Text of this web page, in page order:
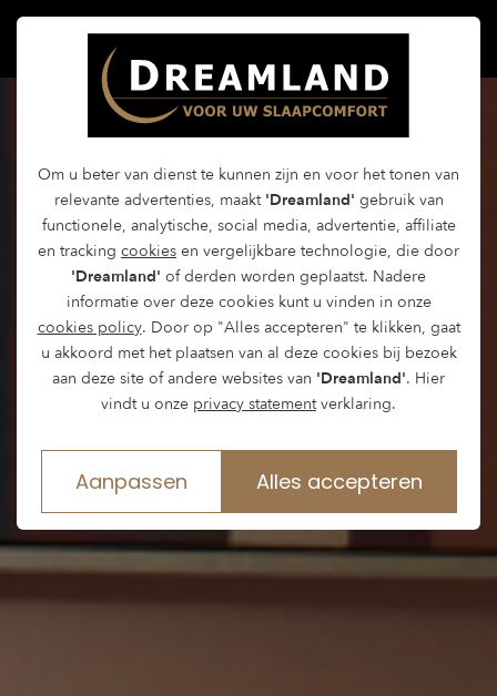
Om u beter van dienst te kunnen zijn en voor het tonen van
relevante advertenties, maakt 'Dreamland' gebruik van
functionele, analytische, social media, advertentie, affiliate
en tracking cookies en vergelijkbare technologie, die door
'Dreamland' of derden worden geplaatst. Nadere
informatie over deze cookies kunt u vinden in onze
cookies policy. Door op "Alles accepteren" te klikken, gaat
u akkoord met het plaatsen van al deze cookies bij bezoek
aan deze site of andere websites van 'Dreamland'. Hier
vindt u onze privacy statementverklaring.
Aanpassen Alles accepteren